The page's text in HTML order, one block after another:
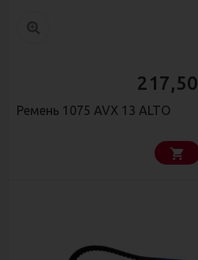
217,50
Ремень 1075 AVX 13 ALTO